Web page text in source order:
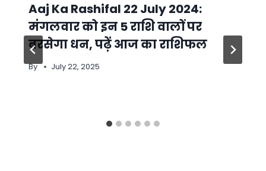
Aaj Ka Rashifal 22 July 2024:
मंगलवार को इन 5 राशि वालों पर
बरसेगा धन, पढ़ें आज का राशिफल
By July 22, 2025